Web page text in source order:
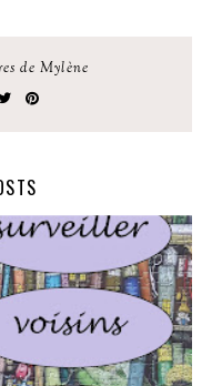
de Mylène